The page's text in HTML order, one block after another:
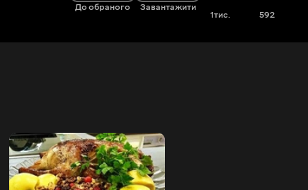
До обраного Завантажити
1тис. 592